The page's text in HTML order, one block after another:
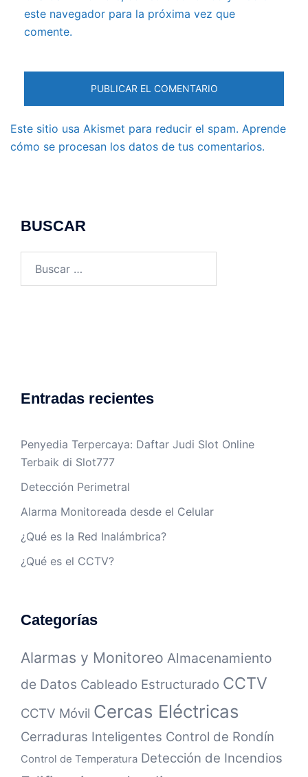
este navegador para la próxima vez que
comente.
Este sitio usa Akismet para reducir el spam. Aprende
cómo se procesan los datos de tus comentarios.
BUSCAR
Entradas recientes
Penyedia Terpercaya: Daftar Judi Slot Online
Terbaik di Slot777
Detección Perimetral
Alarma Monitoreada desde el Celular
¿Qué es la Red Inalámbrica?
¿Qué es el CCTV?
Categorías
Alarmas y Monitoreo Almacenamiento
de Datos Cableado Estructurado CCTV
CCTV Móvil Cercas Eléctricas
Cerraduras Inteligentes Control de Rondín
Control de Temperatura Detección de Incendios